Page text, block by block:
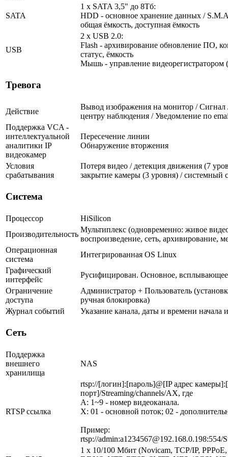
SATA
1 x SATA 3,5" до 8Тб:
HDD - основное хранение данных /
общая ёмкость, доступная ёмкость
USB
2 x USB 2.0:
Flash - архивирование обновление ПО,
статус, ёмкость
Мышь - управление видеорегистратором
Тревога
Действие
Вывод изображения на монитор / Сигнал
центру наблюдения / Уведомление по
Поддержка VCA -
интеллектуальной
аналитики IP
видеокамер
Пересечение линии
Обнаружение вторжения
Условия
срабатывания
Потеря видео / детекция движения (7
закрытие камеры (3 уровня) / системный
Система
Процессор
HiSilicon
Производительность
Мультиплекс (одновременно: живое
воспроизведение, сеть, архивирование,
Операционная
система
Интегрированная OS Linux
Графический
интерфейс
Русифицирован. Основное,
Ограничение
доступа
Администратор + Пользователь
ручная блокировка)
Журнал событий
Указание канала, даты и времени начала
Сеть
Поддержка
внешнего
хранилища
NAS
RTSP ссылка
rtsp://[логин]:[пароль]@[IP адрес
порт]/Streaming/channels/AX, где
A: 1~9 - номер видеоканала.
X: 01 - основной поток; 02 -
Пример:
rtsp://admin:a1234567@192.168.0.198:554/
1 x 10/100 Мбит (Novicam, TCP/IP,